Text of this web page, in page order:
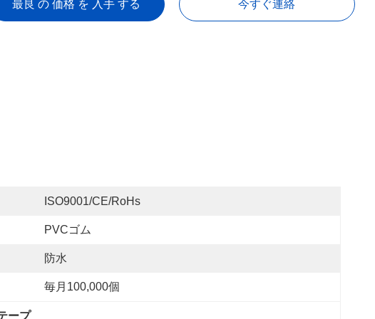
最良 の 価格 を 入手 する 今すぐ連絡
ISO9001/CE/RoHs
PVCゴム
防水
毎月100,000個
ープ